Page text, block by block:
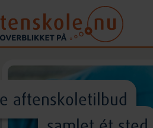
aftenskoletilbud